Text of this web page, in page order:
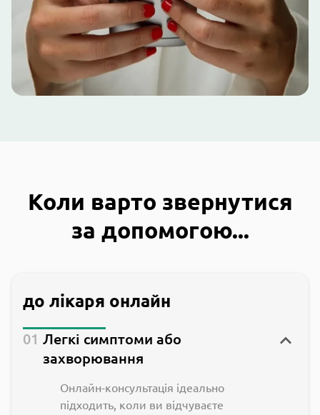
Коли варто звернутися
за допомогою...
до лікаря онлайн
Легкі симптоми або
захворювання
Онлайн-консультація ідеально
підходить, коли ви відчуваєте